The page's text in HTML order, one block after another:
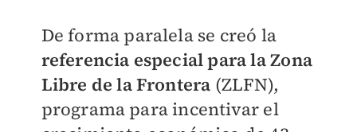
De forma paralela se creó la
referencia especial para la Zona
Libre de la Frontera (ZLFN),
programa para incentivar el